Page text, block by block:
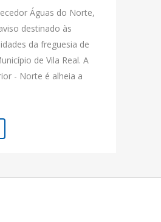
Águas do Norte,
destinado às
da freguesia de
de Vila Real. A
- Norte é alheia a